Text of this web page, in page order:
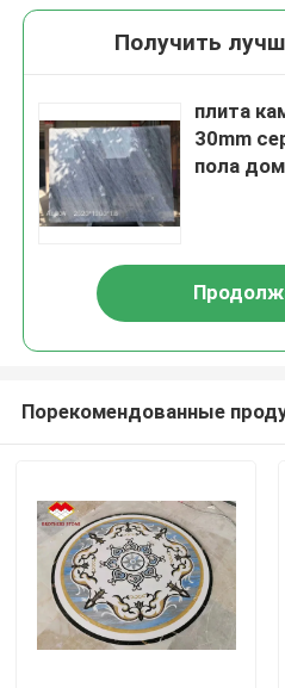
Получить
плита
30mm
пола
Порекомендованные